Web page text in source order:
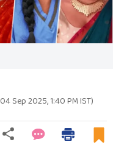
04 Sep 2025, 1:40 PMIST)